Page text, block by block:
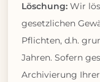
Löschung: Wir
gesetzlichen
Pflichten, d.h.
Jahren. Sofern
Archivierung